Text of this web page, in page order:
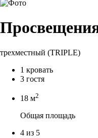
трехместный (TRIPLE)
1 кровать
3 гостя
18 м2
Общая площадь
4 из 5